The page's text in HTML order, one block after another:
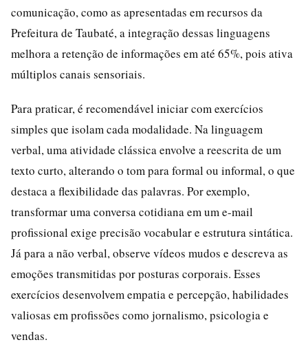
comunicação, como as apresentadas em recursos da
Prefeitura de Taubaté, a integração dessas linguagens
melhora a retenção de informações em até 65%, pois ativa
múltiplos canais sensoriais.
Para praticar, é recomendável iniciar com exercícios
simples que isolam cada modalidade. Na linguagem
verbal, uma atividade clássica envolve a reescrita de um
texto curto, alterando o tom para formal ou informal, o que
destaca a flexibilidade das palavras. Por exemplo,
transformar uma conversa cotidiana em um e-mail
profissional exige precisão vocabular e estrutura sintática.
Já para a não verbal, observe vídeos mudos e descreva as
emoções transmitidas por posturas corporais. Esses
exercícios desenvolvem empatia e percepção, habilidades
valiosas em profissões como jornalismo, psicologia e
vendas.